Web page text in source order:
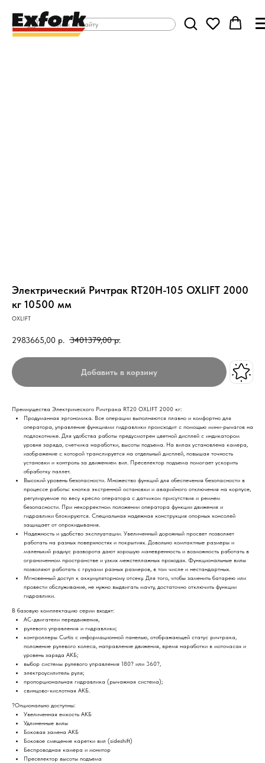
Электрический Ричтрак RT20H-105 OXLIFT 2000
кг 10500 мм
OXLIFT
2983665,00 р. 3401379,00 р.
Добавить в корзину
Преимущества Электрического Ричтрака RT20 OXLIFT 2000 кг:
Продуманная эргономика. Все операции выполняются плавно и комфортно для
оператора, управление функциями гидравлики происходит с помощью мини-рычагов на
подлокотнике. Для удобства работы предусмотрен цветной дисплей с индикатором
уровня заряда, счетчика наработки, высоты подъема. На вилах установлена камера,
изображение с которой транслируется на отдельный дисплей, повышая точность
установки и контроль за движением вил. Преселектор подъема помогает ускорить
обработку паллет.
Высокий уровень безопасности. Множество функций для обеспечения безопасности в
процессе работы: кнопка экстренной остановки и аварийного отключения на корпусе,
регулируемое по весу кресло оператора с датчиком присутствия и ремнем
безопасности. При некорректном положении оператора функции движения и
гидравлики блокируются. Специальная надежная конструкция опорных консолей
защищает от опрокидывания.
Надежность и удобство эксплуатации. Увеличенный дорожный просвет позволяет
работать на разных поверхностях и покрытиях. Довольно компактные размеры и
маленький радиус разворота дают хорошую маневренность и возможность работать в
ограниченном пространстве и узких межстеллажных проходах. Функциональные вилы
позволяют работать с грузами разных размеров, в том числе и нестандартных.
Мгновенный доступ к аккумуляторному отсеку. Для того, чтобы заменить батарею или
провести обслуживание, не нужно выдвигать мачту, достаточно отключить функции
гидравлики.
В базовую комплектацию серии входят:
АС-двигатели передвижения,
рулевого управления и гидравлики;
контроллеры Curtis с информационной панелью, отображающей статус ричтрака,
положение рулевого колеса, направление движения, время наработки в моточасах и
уровень заряда АКБ;
выбор системы рулевого управления 180? или 360?,
электроусилитель руля;
пропорциональная гидравлика (рычажная система);
свинцово-кислотная АКБ.
?Опционально доступны:
Увеличенная емкость АКБ
Удлиненные вилы
Боковая замена АКБ
Боковое смещение каретки вил (sideshift)
Беспроводная камера и монитор
Преселектор высоты подъема